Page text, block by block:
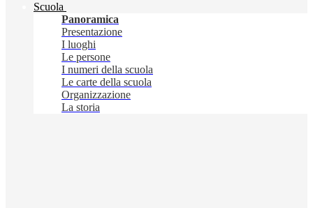
Scuola
Panoramica
Presentazione
I luoghi
Le persone
I numeri della scuola
Le carte della scuola
Organizzazione
La storia